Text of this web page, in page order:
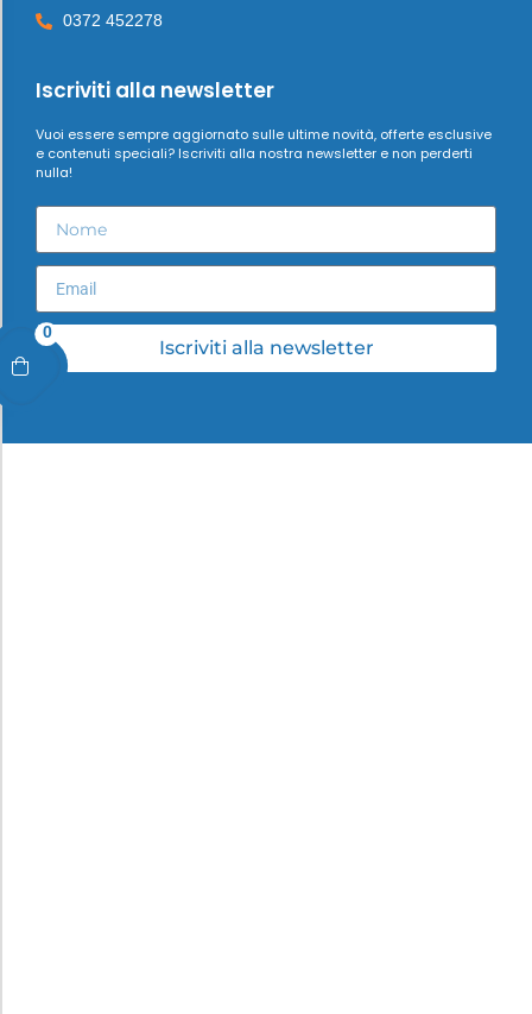
0
0372 452278
Iscriviti alla newsletter
Vuoi essere sempre aggiornato sulle ultime novità, offerte esclusive
e contenuti speciali? Iscriviti alla nostra newsletter e non perderti
nulla!
Iscriviti alla newsletter